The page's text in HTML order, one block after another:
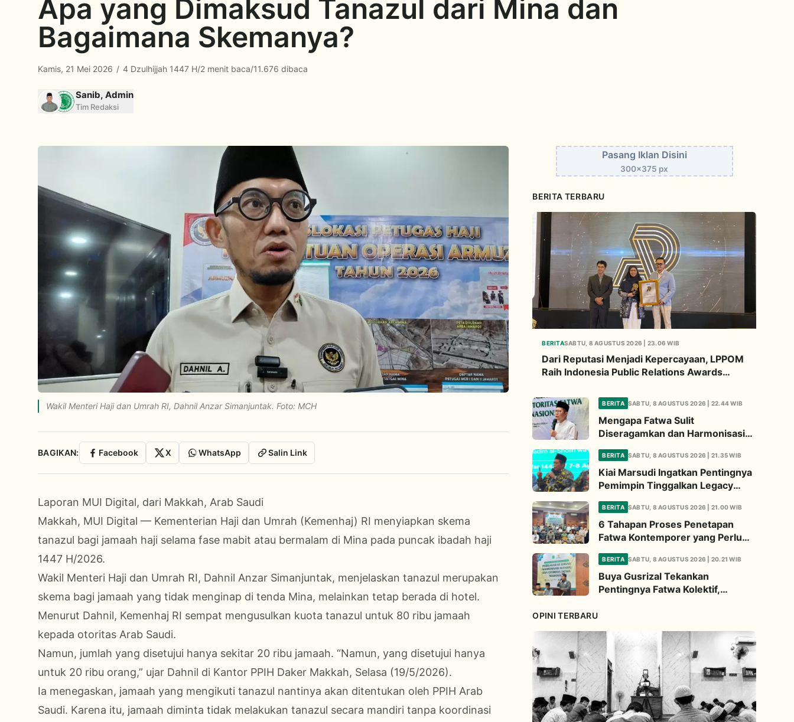
Apa yang Dimaksud Tanazul dari Mina dan
Bagaimana Skemanya?
Kamis, 21 Mei 2026 / 4 Dzulhijjah 1447 H/2 menit baca/11.676 dibaca
Sanib, Admin
Tim Redaksi
Wakil Menteri Haji dan Umrah RI, Dahnil Anzar Simanjuntak. Foto: MCH
BAGIKAN: Facebook X WhatsApp Salin Link
Laporan MUI Digital, dari Makkah, Arab Saudi
Makkah, MUI Digital — Kementerian Haji dan Umrah (Kemenhaj) RI menyiapkan skema
tanazul bagi jamaah haji selama fase mabit atau bermalam di Mina pada puncak ibadah haji
1447 H/2026.
Wakil Menteri Haji dan Umrah RI, Dahnil Anzar Simanjuntak, menjelaskan tanazul merupakan
skema bagi jamaah yang tidak menginap di tenda Mina, melainkan tetap berada di hotel.
Menurut Dahnil, Kemenhaj RI sempat mengusulkan kuota tanazul untuk 80 ribu jamaah
kepada otoritas Arab Saudi.
Namun, jumlah yang disetujui hanya sekitar 20 ribu jamaah. “Namun, yang disetujui hanya
untuk 20 ribu orang,” ujar Dahnil di Kantor PPIH Daker Makkah, Selasa (19/5/2026).
Ia menegaskan, jamaah yang mengikuti tanazul nantinya akan ditentukan oleh PPIH Arab
Saudi. Karena itu, jamaah diminta tidak melakukan tanazul secara mandiri tanpa koordinasi
Pasang Iklan Disini
300x375 px
BERITA TERBARU
BERITASABTU, 8 AGUSTUS 2026 | 23.06 WIB
Dari Reputasi Menjadi Kepercayaan, LPPOM
Raih Indonesia Public Relations Awards
BERITA SABTU, 8 AGUSTUS 2026 | 22.44 WIB
Mengapa Fatwa Sulit
Diseragamkan dan Harmonisasi
Manhaj Penting? Ini Penjelasan
Kiai Cholil
BERITA SABTU, 8 AGUSTUS 2026 | 21.35 WIB
Kiai Marsudi Ingatkan Pentingnya
Pemimpin Tinggalkan Legacy
Nyata untuk Umat
BERITA SABTU, 8 AGUSTUS 2026 | 21.00 WIB
6 Tahapan Proses Penetapan
Fatwa Kontemporer yang Perlu
Diperhatikan
BERITA SABTU, 8 AGUSTUS 2026 | 20.21 WIB
Buya Gusrizal Tekankan
Pentingnya Fatwa Kolektif,
OPINI TERBARU